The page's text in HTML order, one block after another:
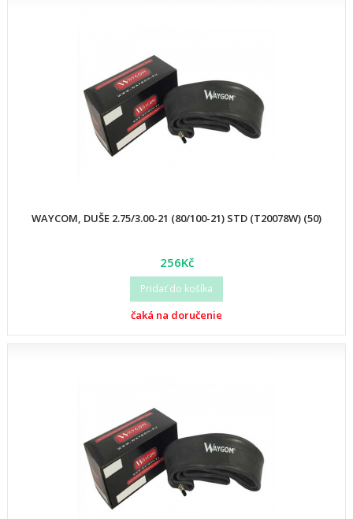
WAYCOM, DUŠE 2.75/3.00-21 (80/100-21) STD (T20078W) (50)
256Kč
Pridať do košíka
čaká na doručenie